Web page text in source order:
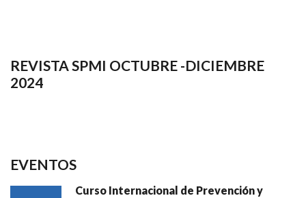
REVISTA SPMI OCTUBRE -DICIEMBRE
2024
EVENTOS
Curso Internacional de Prevención y